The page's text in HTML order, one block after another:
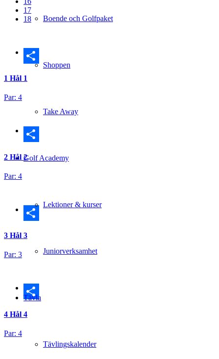
Boende och Golfpaket
Shoppen
Take Away
Golf Academy
Lektioner & kurser
Juniorverksamhet
Tävla
Tävlingskalender
17
18
1 Hål 1
Par: 4
2 Hål 2
Par: 4
3 Hål 3
Par: 3
4 Hål 4
Par: 4